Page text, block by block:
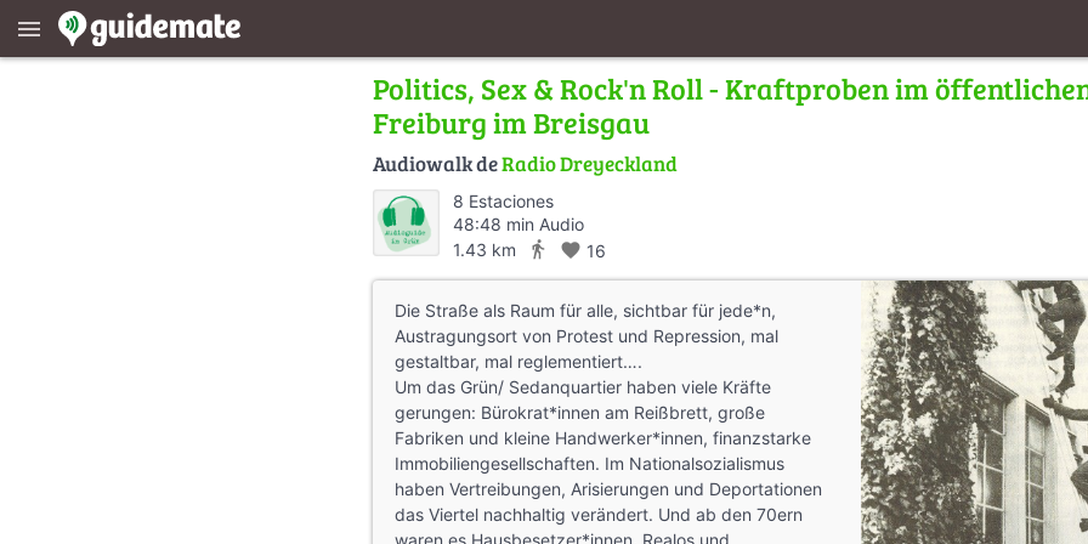
menu
Politics, Sex & Rock'n Roll - Kraftproben im
Freiburg im Breisgau
Audiowalk deRadio Dreyeckland
8 Estaciones
48:48 min Audio
1.43 km
directions_walk favorite 16
Die Straße als Raum für alle, sichtbar für jede*n,
Austragungsort von Protest und Repression, mal
gestaltbar, mal reglementiert….
Um das Grün/ Sedanquartier haben viele Kräfte
gerungen: Bürokrat*innen am Reißbrett, große
Fabriken und kleine Handwerker*innen, finanzstarke
Immobiliengesellschaften. Im Nationalsozialismus
haben Vertreibungen, Arisierungen und Deportationen
das Viertel nachhaltig verändert. Und ab den 70ern
waren es Hausbesetzer*innen, Realos und